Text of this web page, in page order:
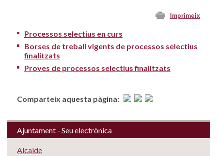
Imprimeix
Processos selectius en curs
Borses de treball vigents de processos selectius
finalitzats
Proves de processos selectius finalitzats
Comparteix aquesta pàgina:
Ajuntament - Seu electrònica
Alcalde